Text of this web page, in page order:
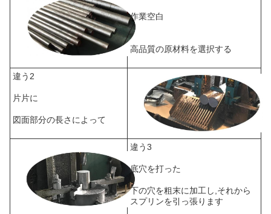
作業空白
高品質の原材料を選択する
違う2
片片に
図面部分の長さによって
違う3
底穴を打った
下の穴を粗末に加工し,それから
スプリンを引っ張ります